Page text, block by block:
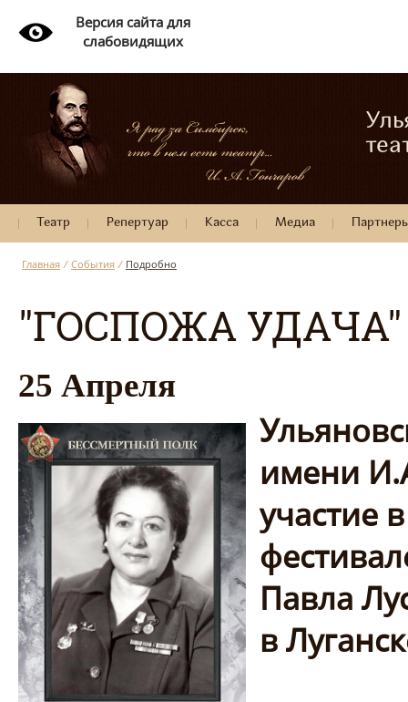
Версия сайта для
слабовидящих
Театр Репертуар Касса Медиа
Главная / События / Подробно
"ГОСПОЖА
25 Апреля
имени
участие
Павла
в